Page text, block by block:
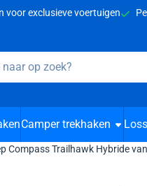
of sta alle cookies toe.
voor exclusieve voertuigen
Camper trekhaken
Compass Trailhawk Hybride